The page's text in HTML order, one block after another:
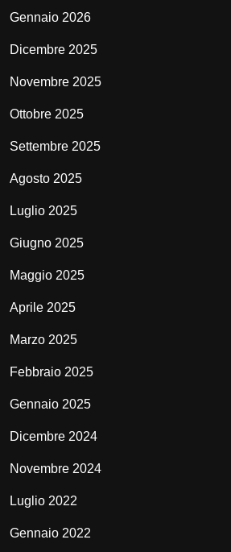
Gennaio 2026
Dicembre 2025
Novembre 2025
Ottobre 2025
Settembre 2025
Agosto 2025
Luglio 2025
Giugno 2025
Maggio 2025
Aprile 2025
Marzo 2025
Febbraio 2025
Gennaio 2025
Dicembre 2024
Novembre 2024
Luglio 2022
Gennaio 2022